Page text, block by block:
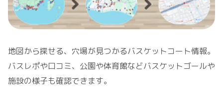
地図から探せる、穴場が見つかるバスケットコート情報。
バスレポや口コミ、公園や体育館などバスケットゴールや
施設の様子も確認できます。